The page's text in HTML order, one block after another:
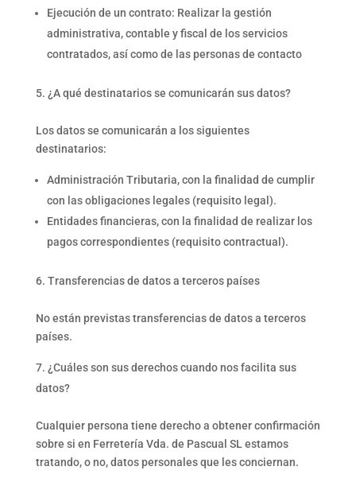
Ejecución de un contrato: Realizar la gestión
administrativa, contable y fiscal de los servicios
contratados, así como de las personas de contacto
¿A qué destinatarios se comunicarán sus datos?
Los datos se comunicarán a los siguientes
destinatarios:
Administración Tributaria, con la finalidad de cumplir
con las obligaciones legales (requisito legal).
Entidades financieras, con la finalidad de realizar los
pagos correspondientes (requisito contractual).
Transferencias de datos a terceros países
No están previstas transferencias de datos a terceros
países.
¿Cuáles son sus derechos cuando nos facilita sus
datos?
Cualquier persona tiene derecho a obtener confirmación
sobre si en Ferretería Vda. de Pascual SL estamos
tratando, o no, datos personales que les conciernan.